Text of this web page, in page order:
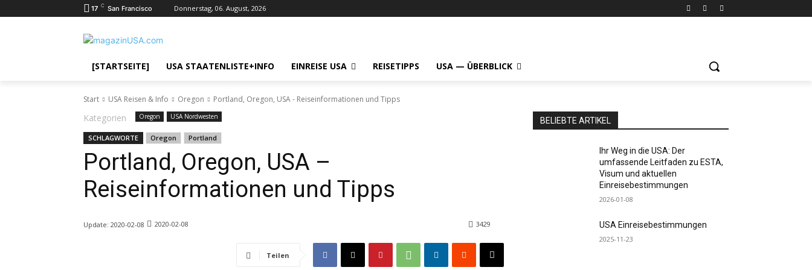
17 C San Francisco Donnerstag, 06. August, 2026
[STARTSEITE] USA STAATENLISTE+INFO EINREISE USA REISETIPPS USA — ÜBERBLICK
Start USA Reisen & Info Oregon Portland, Oregon, USA - Reiseinformationen und Tipps
Kategorien Oregon USA Nordwesten
SCHLAGWORTE Oregon Portland
Portland, Oregon, USA –
Reiseinformationen und Tipps
Update: 2020-02-08 2020-02-08 3429
Teilen
BELIEBTE ARTIKEL
Ihr Weg in die USA: Der
umfassende Leitfaden zu ESTA,
Visum und aktuellen
Einreisebestimmungen
2026-01-08
USA Einreisebestimmungen
2025-11-23